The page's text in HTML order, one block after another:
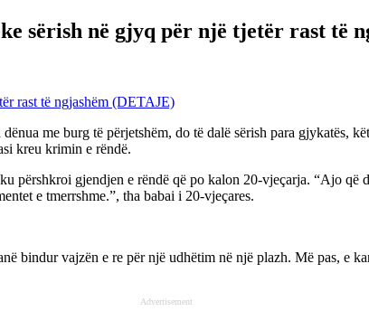
sërish në gjyq për një tjetër rast të
me burg të përjetshëm, do të dalë sërish para gjykatës,
kreu krimin e rëndë.
gjendjen e rëndë që po kalon 20-vjeçarja. “Ajo që
e tmerrshme.”, tha babai i 20-vjeçares.
bindur vajzën e re për një udhëtim në një plazh. Më pas, e
Advertisement